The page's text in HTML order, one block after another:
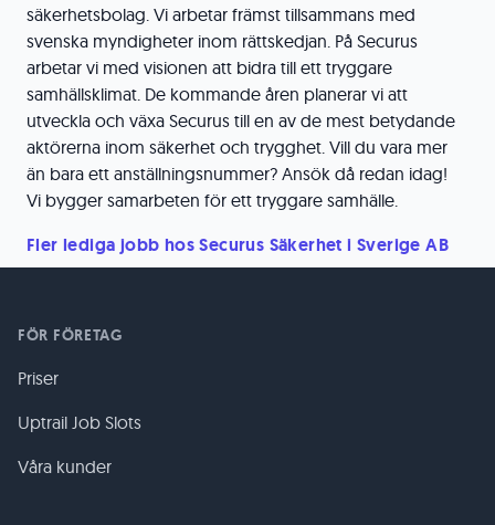
säkerhetsbolag. Vi arbetar främst tillsammans med
svenska myndigheter inom rättskedjan. På Securus
arbetar vi med visionen att bidra till ett tryggare
samhällsklimat. De kommande åren planerar vi att
utveckla och växa Securus till en av de mest betydande
aktörerna inom säkerhet och trygghet. Vill du vara mer
än bara ett anställningsnummer? Ansök då redan idag!
Vi bygger samarbeten för ett tryggare samhälle.
Fler lediga jobb hos Securus Säkerhet i Sverige AB
FÖR FÖRETAG
Priser
Uptrail Job Slots
Våra kunder